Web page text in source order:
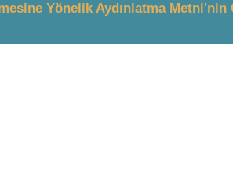
Yönelik Aydınlatma Metni'nin